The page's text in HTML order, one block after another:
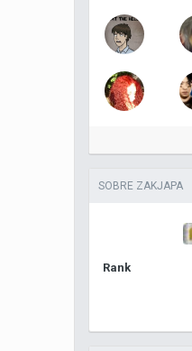
SOBRE ZAKJAPA
Rank